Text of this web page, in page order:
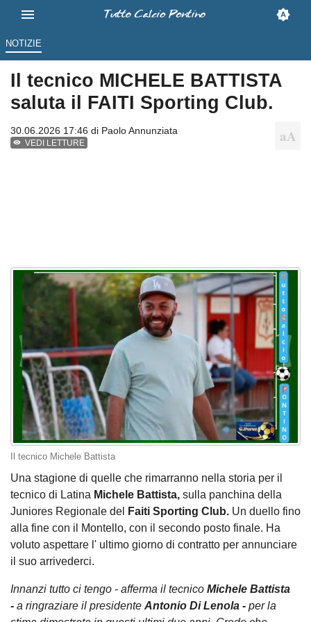
NOTIZIE
Il tecnico MICHELE BATTISTA
saluta il FAITI Sporting Club.
30.06.2026 17:46 di Paolo Annunziata
VEDI LETTURE
Il tecnico Michele Battista
Una stagione di quelle che rimarranno nella storia per il
tecnico di Latina Michele Battista, sulla panchina della
Juniores Regionale del
Faiti Sporting Club. Un duello fino
alla fine con il Montello, con il secondo posto finale. Ha
voluto aspettare l' ultimo giorno di contratto per annunciare
il suo arrivederci.
Innanzi tutto ci tengo - afferma il tecnico Michele Battista
- a ringraziare il presidente Antonio Di Lenola - per la